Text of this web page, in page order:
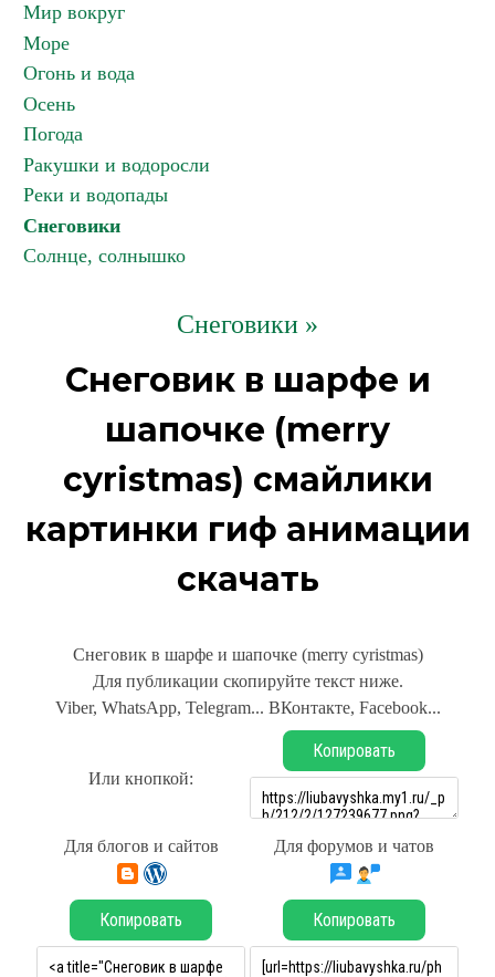
Мир вокруг
Море
Огонь и вода
Осень
Погода
Ракушки и водоросли
Реки и водопады
Снеговики
Солнце, солнышко
Снеговики »
Снеговик в шарфе и
шапочке (merry
cyristmas) смайлики
картинки гиф анимации
скачать
Снеговик в шарфе и шапочке (merry cyristmas)
Для публикации скопируйте текст ниже.
Viber, WhatsApp, Telegram... ВКонтакте, Facebook...
Или кнопкой:
Копировать
Для блогов и сайтов Для форумов и чатов
Копировать Копировать